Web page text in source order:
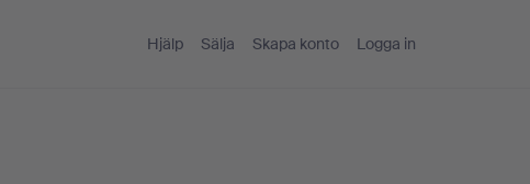
Hjälp Sälja Skapa konto Logga in